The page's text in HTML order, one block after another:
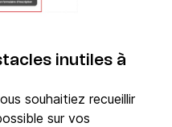
inutiles à
souhaitiez recueillir
sur vos